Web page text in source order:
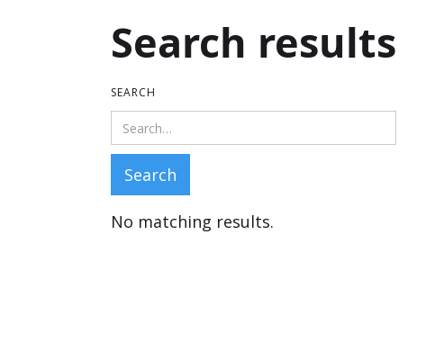
Search results
SEARCH
No matching results.